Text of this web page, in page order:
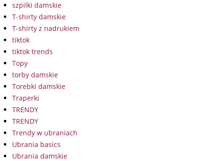
szpilki damskie
T-shirty damskie
T-shirty z nadrukiem
tiktok
tiktok trends
Topy
torby damskie
Torebki damskie
Traperki
TRENDY
TRENDY
Trendy w ubraniach
Ubrania basics
Ubrania damskie